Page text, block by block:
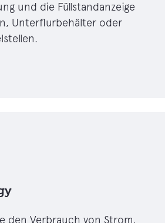
und die Füllstandanzeige
Unterflurbehälter oder
den Verbrauch von Strom,